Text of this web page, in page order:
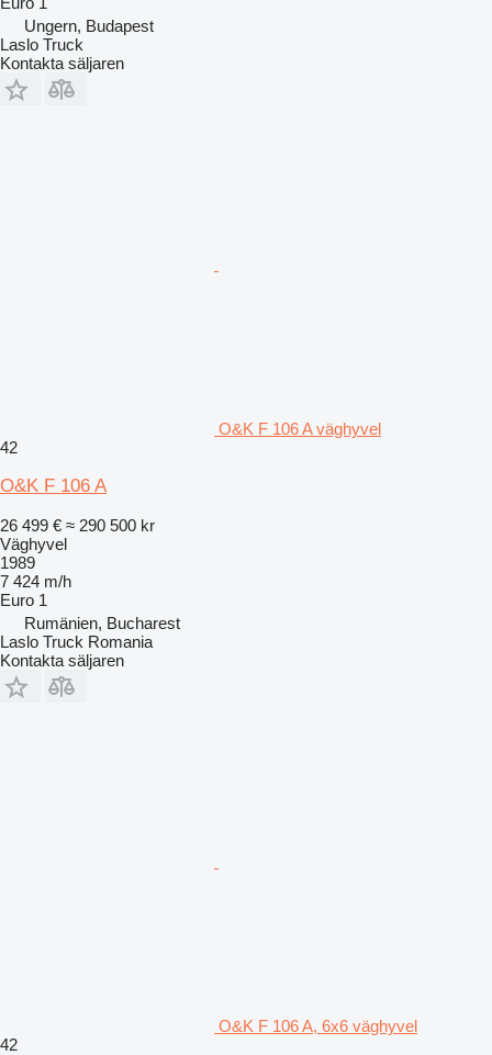
Ungern, Budapest
Laslo Truck
Kontakta säljaren
O&K F 106 A väghyvel
42
O&K F 106 A
26 499 € ≈ 290 500 kr
Väghyvel
1989
7 424 m/h
Euro 1
Rumänien, Bucharest
Laslo Truck Romania
Kontakta säljaren
O&K F 106 A, 6x6 väghyvel
42